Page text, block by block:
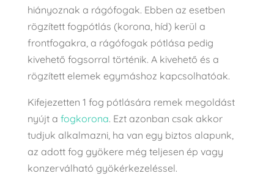
hiányoznak a rágófogak. Ebben az esetben
rögzített fogpótlás (korona, híd) kerül a
frontfogakra, a rágófogak pótlása pedig
kivehető fogsorral történik. A kivehető és a
rögzített elemek egymáshoz kapcsolhatóak.
Kifejezetten 1 fog pótlására remek megoldást
nyújt a fogkorona. Ezt azonban csak akkor
tudjuk alkalmazni, ha van egy biztos alapunk,
az adott fog gyökere még teljesen ép vagy
konzerválható gyökérkezeléssel.